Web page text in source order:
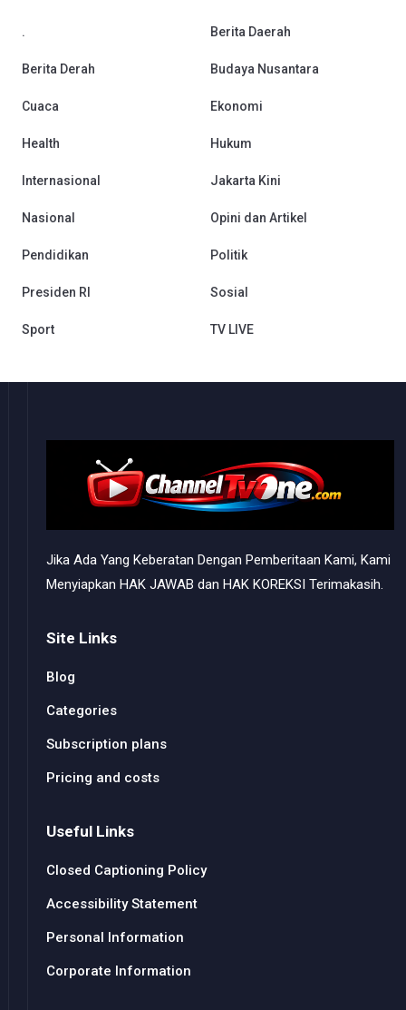
. Berita Daerah
Berita Derah Budaya Nusantara
Cuaca Ekonomi
Health Hukum
Internasional Jakarta Kini
Nasional Opini dan Artikel
Pendidikan Politik
Presiden RI Sosial
Sport TV LIVE
Jika Ada Yang Keberatan Dengan Pemberitaan Kami, Kami
Menyiapkan HAK JAWAB dan HAK KOREKSI Terimakasih.
Site Links
Blog
Categories
Subscription plans
Pricing and costs
Useful Links
Closed Captioning Policy
Accessibility Statement
Personal Information
Corporate Information